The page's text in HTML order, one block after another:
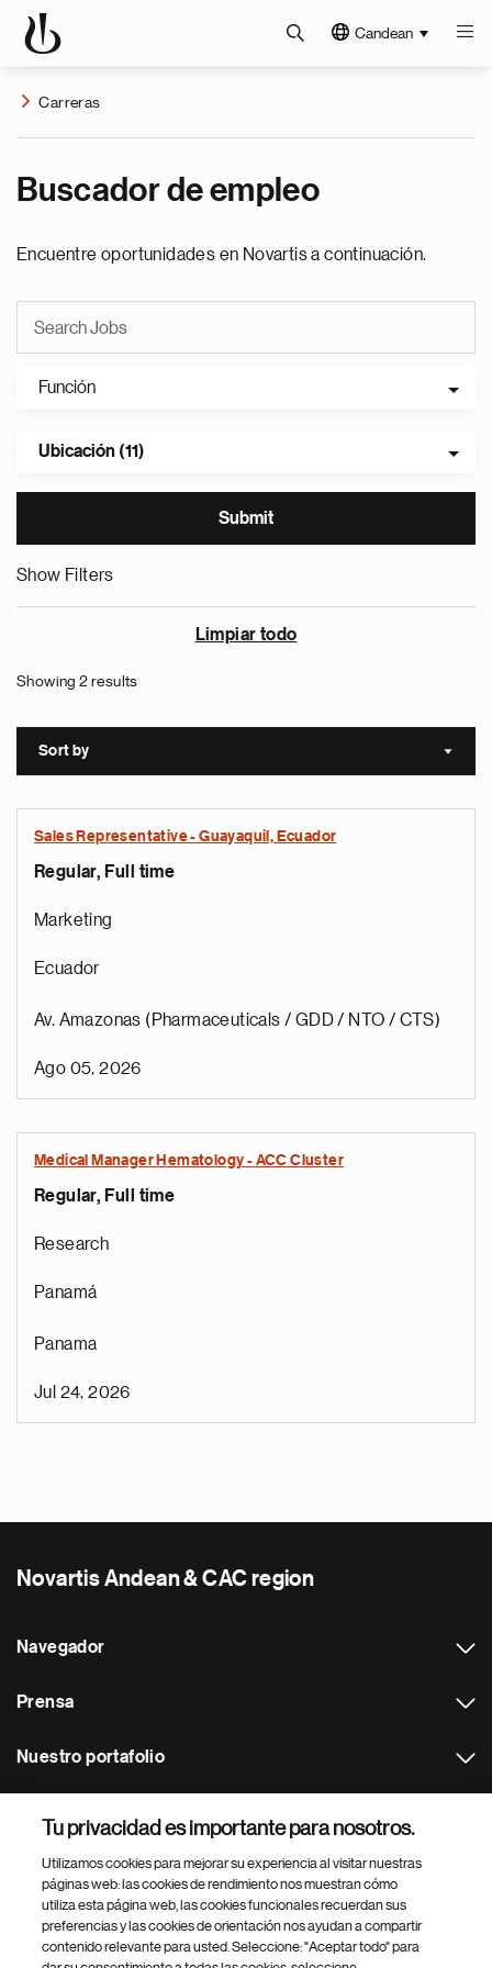
Candean
Carreras
Buscador de empleo
Encuentre oportunidades en Novartis a continuación.
Función
Ubicación (11)
Show Filters
Limpiar todo
Showing 2 results
Sort by Sort
Sales Representative - Guayaquil, Ecuador
Regular, Full time
Marketing
Ecuador
Av. Amazonas (Pharmaceuticals / GDD / NTO / CTS)
Ago 05, 2026
Medical Manager Hematology - ACC Cluster
Regular, Full time
Research
Panamá
Panama
Jul 24, 2026
Novartis Andean & CAC region
Navegador
Prensa
Nuestro portafolio
Footer Site Search
Tu privacidad es importante para nosotros.
Utilizamos cookies para mejorar su experiencia al visitar nuestras
páginas web: las cookies de rendimiento nos muestran cómo
utiliza esta página web, las cookies funcionales recuerdan sus
preferencias y las cookies de orientación nos ayudan a compartir
contenido relevante para usted. Seleccione: "Aceptar todo" para